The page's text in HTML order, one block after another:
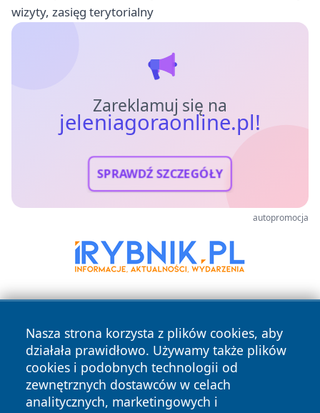
wizyty, zasięg terytorialny
Zareklamuj się na
jeleniagoraonline.pl!
SPRAWDŹ SZCZEGÓŁY
autopromocja
Nasza strona korzysta z plików cookies, aby
działała prawidłowo. Używamy także plików
cookies i podobnych technologii od
zewnętrznych dostawców w celach
analitycznych, marketingowych i
Copyright © 2026 jeleniagoraonline.pl Wszystkie prawa
zastrzeżone.